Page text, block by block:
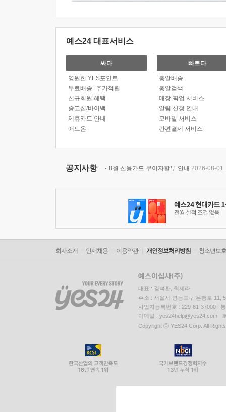
예스24 대표서비스
싸다
영원한 YES포인트
무료배송+추가적립
신규회원 혜택
중고샵/바이백
제휴카드 안내
애드온
빠르다
총알배송
총알검색
매장 픽업 서비스
알림 신청 안내
모바일 서비스
간편결제 서비스
공지사항 8월 신용카드 무이자할부 안내 2026-08-01
회사소개 인재채용 이용약관 개인정보처리방침 청소년보
대표 : 김석환, 최세라
주소 : 서울시 영등포구 은행로 11,
사업자등록번호 : 229-81-37000
이메일 : yes24help@yes24.com
Copyright ⓒ YES24 Corp. All